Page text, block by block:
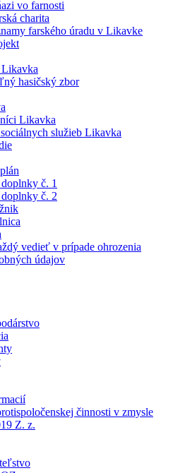
vo farnosti
charita
farského úradu v Likavke
hasičský zbor
Likavka
služieb Likavka
č. 1
č. 2
vedieť v prípade ohrozenia
údajov
činnosti v zmysle
Z. z.